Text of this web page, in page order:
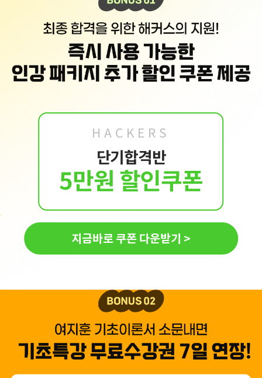
HACKERS
단기합격반
5만원 할인쿠폰
지금바로 쿠폰 다운받기 >